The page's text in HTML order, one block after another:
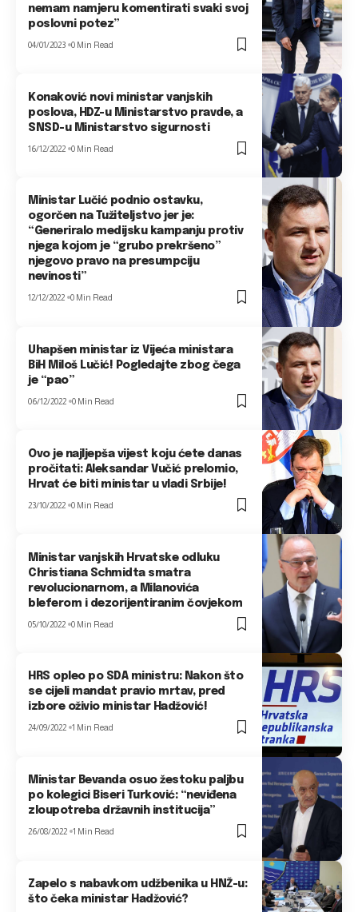
nemam namjeru komentirati svaki svoj
poslovni potez”
04/01/2023 0 Min Read
Konaković novi ministar vanjskih
poslova, HDZ-u Ministarstvo pravde, a
SNSD-u Ministarstvo sigurnosti
16/12/2022 0 Min Read
Ministar Lučić podnio ostavku,
ogorčen na Tužiteljstvo jer je:
“Generiralo medijsku kampanju protiv
njega kojom je “grubo prekršeno”
njegovo pravo na presumpciju
nevinosti”
12/12/2022 0 Min Read
Uhapšen ministar iz Vijeća ministara
BiH Miloš Lučić! Pogledajte zbog čega
je “pao”
06/12/2022 0 Min Read
Ovo je najljepša vijest koju ćete danas
pročitati: Aleksandar Vučić prelomio,
Hrvat će biti ministar u vladi Srbije!
23/10/2022 0 Min Read
Ministar vanjskih Hrvatske odluku
Christiana Schmidta smatra
revolucionarnom, a Milanovića
bleferom i dezorijentiranim čovjekom
05/10/2022 0 Min Read
HRS opleo po SDA ministru: Nakon što
se cijeli mandat pravio mrtav, pred
izbore oživio ministar Hadžović!
24/09/2022 1 Min Read
Ministar Bevanda osuo žestoku paljbu
po kolegici Biseri Turković: “neviđena
zloupotreba državnih institucija”
26/08/2022 1 Min Read
Zapelo s nabavkom udžbenika u HNŽ-u:
što čeka ministar Hadžović?